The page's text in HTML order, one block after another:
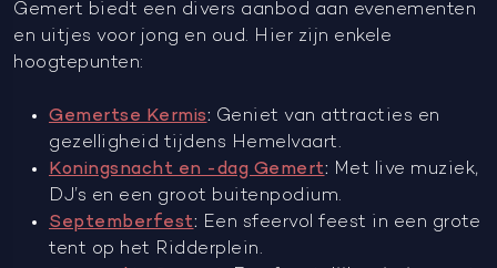
Gemert biedt een divers aanbod aan evenementen
en uitjes voor jong en oud. Hier zijn enkele
hoogtepunten:
Gemertse Kermis: Geniet van attracties en
gezelligheid tijdens Hemelvaart.
Koningsnacht en -dag Gemert: Met live muziek,
DJ’s en een groot buitenpodium.
Septemberfest: Een sfeervol feest in een grote
tent op het Ridderplein.